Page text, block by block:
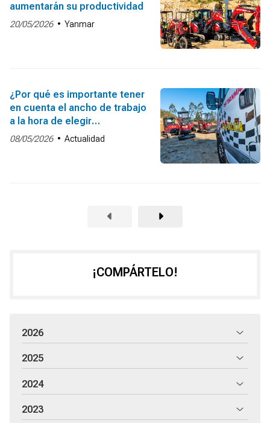
aumentarán su productividad
20/05/2026 Yanmar
¿Por qué es importante tener
en cuenta el ancho de trabajo
a la hora de elegir
maquinaria?
08/05/2026 Actualidad
¡COMPÁRTELO!
2026
2025
2024
2023